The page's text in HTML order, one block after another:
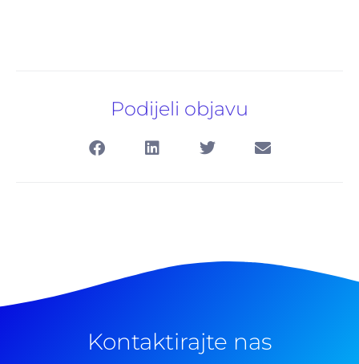
Podijeli objavu
Kontaktirajte nas